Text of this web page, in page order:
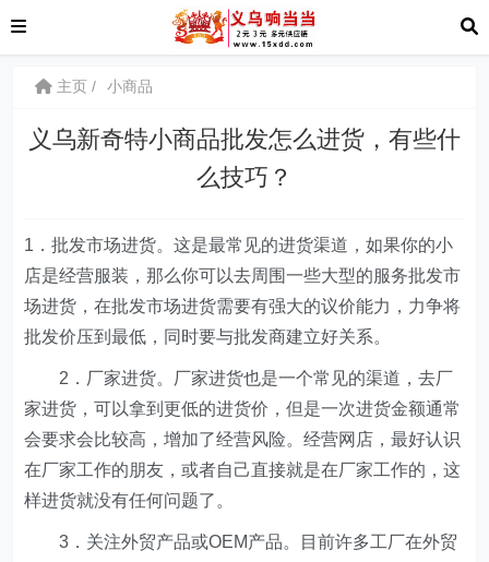
主页 小商品
义乌新奇特小商品批发怎么进货，有些什
么技巧？
1．批发市场进货。这是最常见的进货渠道，如果你的小
店是经营服装，那么你可以去周围一些大型的服务批发市
场进货，在批发市场进货需要有强大的议价能力，力争将
批发价压到最低，同时要与批发商建立好关系。
2．厂家进货。厂家进货也是一个常见的渠道，去厂
家进货，可以拿到更低的进货价，但是一次进货金额通常
会要求会比较高，增加了经营风险。经营网店，最好认识
在厂家工作的朋友，或者自己直接就是在厂家工作的，这
样进货就没有任何问题了。
3．关注外贸产品或OEM产品。目前许多工厂在外贸